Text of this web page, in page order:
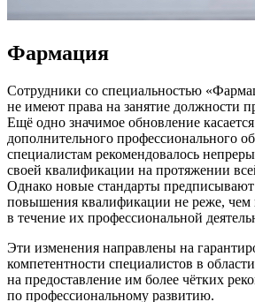
Фармация
Сотрудники со специальностью
не имеют права на занятие должности
Ещё одно значимое обновление
дополнительного профессионального
специалистам рекомендовалось
своей квалификации на протяжении
Однако новые стандарты предписывают
повышения квалификации не реже, чем
в течение их профессиональной
Эти изменения направлены на
компетентности специалистов в
на предоставление им более чётких
по профессиональному развитию.